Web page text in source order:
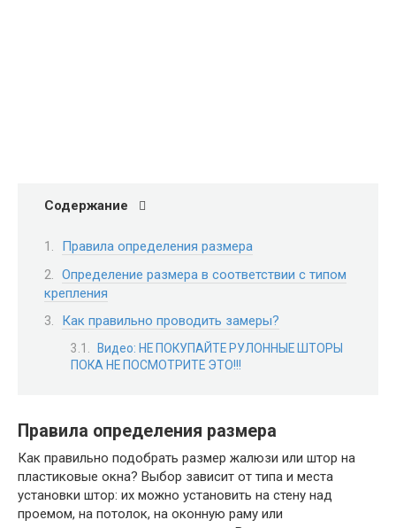
Содержание
Правила определения размера
Определение размера в соответствии с типом
крепления
Как правильно проводить замеры?
Видео: НЕ ПОКУПАЙТЕ РУЛОННЫЕ ШТОРЫ
ПОКА НЕ ПОСМОТРИТЕ ЭТО!!!
Правила определения размера
Как правильно подобрать размер жалюзи или штор на
пластиковые окна? Выбор зависит от типа и места
установки штор: их можно установить на стену над
проемом, на потолок, на оконную раму или